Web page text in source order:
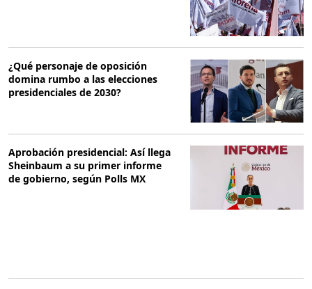
¿Qué personaje de oposición
domina rumbo a las elecciones
presidenciales de 2030?
Aprobación presidencial: Así llega
Sheinbaum a su primer informe
de gobierno, según Polls MX